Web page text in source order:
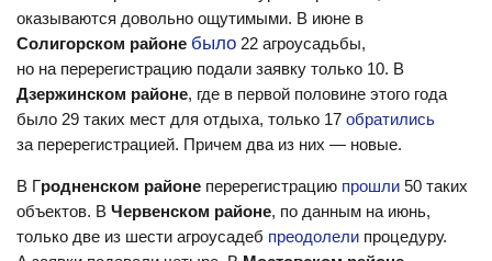
оказываются довольно ощутимыми. В июне в
Солигорском районе было 22 агроусадьбы,
но на перерегистрацию подали заявку только 10. В
Дзержинском районе, где в первой половине этого года
было 29 таких мест для отдыха, только 17 обратились
за перерегистрацией. Причем два из них — новые.
В Гродненском районе перерегистрацию прошли 50 таких
объектов. В Червенском районе, по данным на июнь,
только две из шести агроусадеб преодолели процедуру.